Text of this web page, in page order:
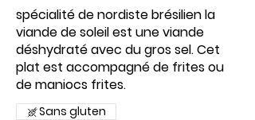
spécialité de nordiste brésilien la
viande de soleil est une viande
déshydraté avec du gros sel. Cet
plat est accompagné de frites ou
Sans gluten